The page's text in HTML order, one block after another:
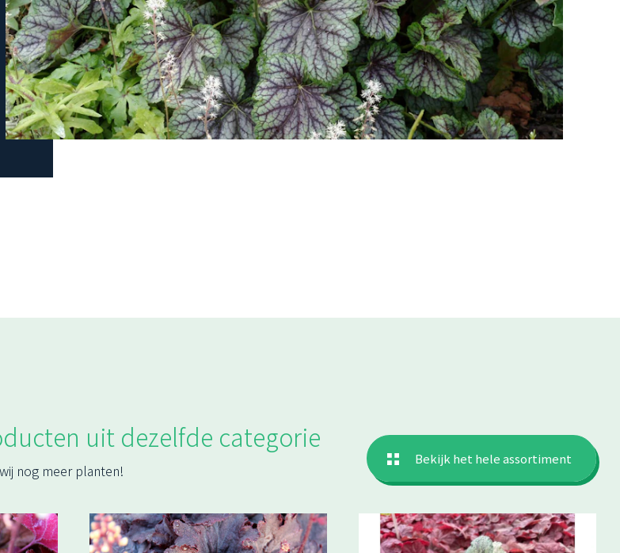
uit dezelfde categorie
nog meer planten!
Bekijk het hele assortiment